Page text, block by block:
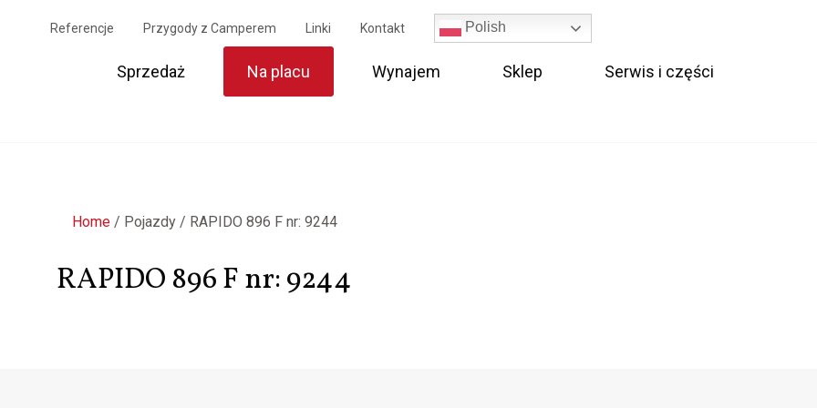
Sprzedaż Na placu Wynajem Sklep Serwis i części
Referencje Przygody z Camperem Linki Kontakt Polish
Home/ Pojazdy/ RAPIDO 896 F nr: 9244
RAPIDO 896 F nr: 9244